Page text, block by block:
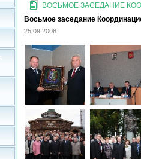
ВОСЬМОЕ ЗАСЕДАНИЕ
Восьмое заседание
25.09.2008